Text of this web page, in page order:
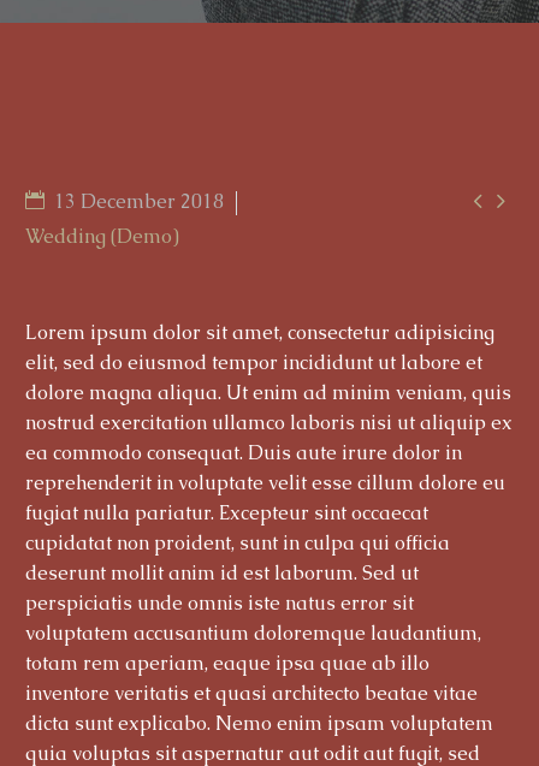
 
13 December 2018
Wedding (Demo)
Lorem ipsum dolor sit amet, consectetur adipisicing
elit, sed do eiusmod tempor incididunt ut labore et
dolore magna aliqua. Ut enim ad minim veniam, quis
nostrud exercitation ullamco laboris nisi ut aliquip ex
ea commodo consequat. Duis aute irure dolor in
reprehenderit in voluptate velit esse cillum dolore eu
fugiat nulla pariatur. Excepteur sint occaecat
cupidatat non proident, sunt in culpa qui officia
deserunt mollit anim id est laborum. Sed ut
perspiciatis unde omnis iste natus error sit
voluptatem accusantium doloremque laudantium,
totam rem aperiam, eaque ipsa quae ab illo
inventore veritatis et quasi architecto beatae vitae
dicta sunt explicabo. Nemo enim ipsam voluptatem
quia voluptas sit aspernatur aut odit aut fugit, sed